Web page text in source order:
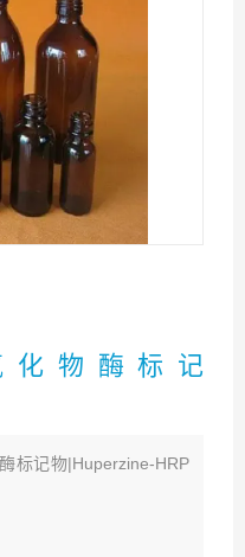
物酶标记
标记物|Huperzine-HRP